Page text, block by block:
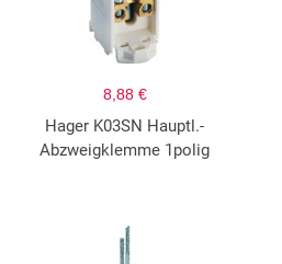
8,88 €
Hager K03SN Hauptl.-
Abzweigklemme 1polig